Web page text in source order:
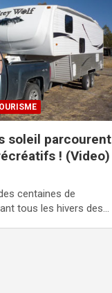
soleil parcourent
! (Video)
centaines de
tous les hivers des…